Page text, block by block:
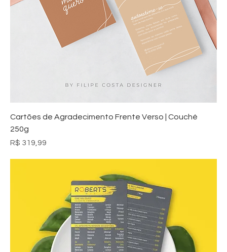
Cartões de Agradecimento Frente Verso | Couché
250g
Preço
R$ 319,99